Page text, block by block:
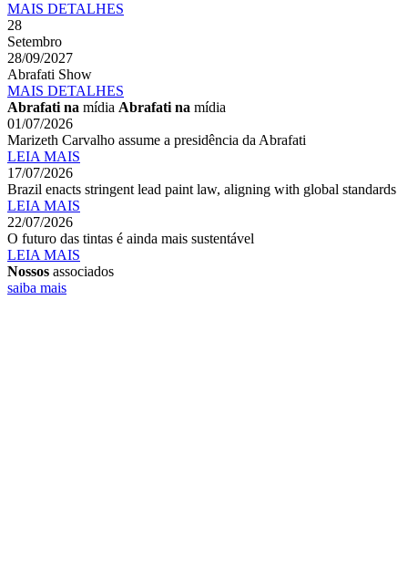
MAIS DETALHES
28
Setembro
28/09/2027
Abrafati Show
MAIS DETALHES
Abrafati na mídia Abrafati na mídia
01/07/2026
Marizeth Carvalho assume a presidência da Abrafati
LEIA MAIS
17/07/2026
Brazil enacts stringent lead paint law, aligning with global standards
LEIA MAIS
22/07/2026
O futuro das tintas é ainda mais sustentável
LEIA MAIS
Nossos associados
saiba mais